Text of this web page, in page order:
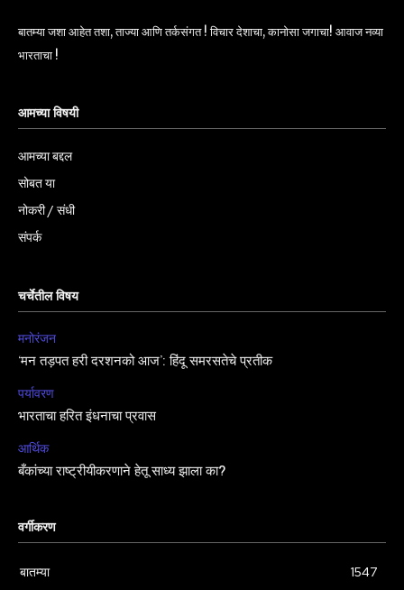
बातम्या जशा आहेत तशा, ताज्या आणि तर्कसंगत ! विचार देशाचा, कानोसा जगाचा! आवाज नव्या
भारताचा !
आमच्या विषयी
आमच्या बद्दल
सोबत या
नोकरी / संधी
संपर्क
चर्चेतील विषय
मनोरंजन
‘मन तड़पत हरी दरशनको आज’: हिंदू समरसतेचे प्रतीक
पर्यावरण
भारताचा हरित इंधनाचा प्रवास
आर्थिक
बँकांच्या राष्ट्रीयीकरणाने हेतू साध्य झाला का?
वर्गीकरण
बातम्या 1547